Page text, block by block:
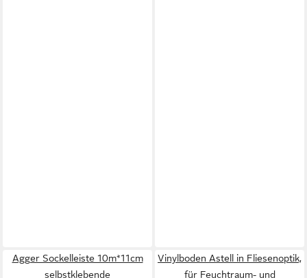
Agger Sockelleiste 10m*11cm
selbstklebende
Vinylboden Astell in Fliesenoptik,
für Feuchtraum- und